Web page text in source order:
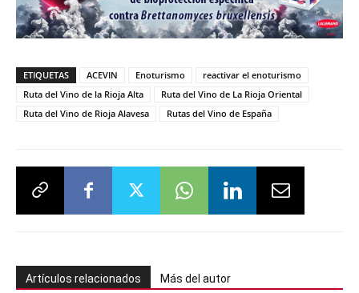
ETIQUETAS ACEVIN Enoturismo
reactivar el enoturismo
Ruta del Vino de la Rioja Alta
Ruta del Vino de La Rioja Oriental
Ruta del Vino de Rioja Alavesa
Rutas del Vino de España
Artículos relacionados Más del autor